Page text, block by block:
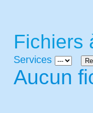
Fichiers
Services
Aucun